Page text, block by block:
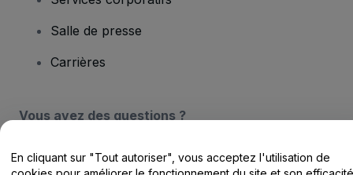
Salle de presse
Carrières
Vous avez des questions ?
Centre d'assistance / Nous contacter
En cliquant sur "Tout autoriser", vous acceptez l'utilisation de